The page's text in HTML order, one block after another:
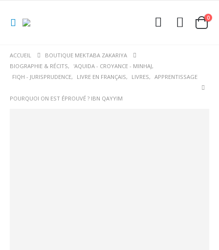
0
ACCUEIL
BOUTIQUE MEKTABA ZAKARIYA
BIOGRAPHIE & RÉCITS, 'AQUIDA - CROYANCE - MINHAJ,
FIQH - JURISPRUDENCE, LIVRE EN FRANÇAIS, LIVRES, APPRENTISSAGE
POURQUOI ON EST ÉPROUVÉ ? IBN QAYYIM